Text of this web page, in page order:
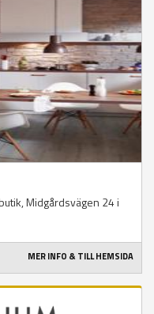
Midgårdsvägen 24 i
MER INFO & TILL HEMSIDA